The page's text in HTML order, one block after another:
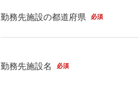
勤務先施設の都道府県 必須
勤務先施設名 必須